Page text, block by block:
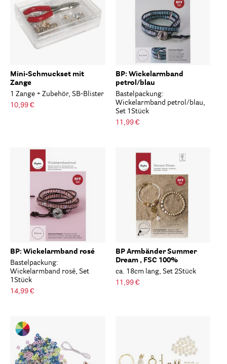
Mini-Schmuckset mit
Zange
1 Zange + Zubehör, SB-Blister
10,99 €
BP: Wickelarmband
petrol/blau
Bastelpackung:
Wickelarmband petrol/blau,
Set 1Stück
11,99 €
BP: Wickelarmband rosé
Bastelpackung:
Wickelarmband rosé, Set
1Stück
14,99 €
BP Armbänder Summer
Dream , FSC 100%
ca. 18cm lang, Set 2Stück
11,99 €